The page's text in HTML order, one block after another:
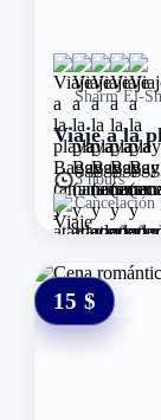
Sharm El-
Viaje a la
3 hours
Cancelación
15 $ 0 $